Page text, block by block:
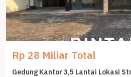
Rp 28 Miliar Total